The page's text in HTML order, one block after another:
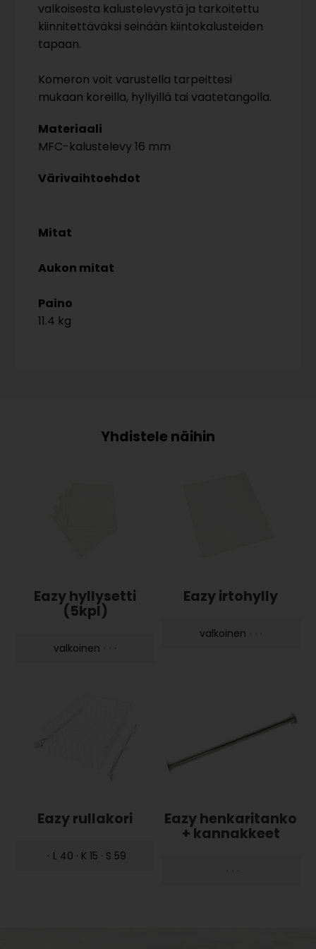
valkoisesta kalustelevystä ja tarkoitettu
kiinnitettäväksi seinään kiintokalusteiden
tapaan.
Komeron voit varustella tarpeittesi
mukaan koreilla, hyllyillä tai vaatetangolla.
Materiaali
MFC-kalustelevy 16 mm
Värivaihtoehdot
Mitat
Aukon mitat
Paino
11.4 kg
Eazy hyllysetti
(5kpl)
valkoinen · · ·
Eazy irtohylly
valkoinen · · ·
Eazy rullakori
· L 40 · K 15 · S 59
Eazy henkaritanko
+ kannakkeet
· · ·